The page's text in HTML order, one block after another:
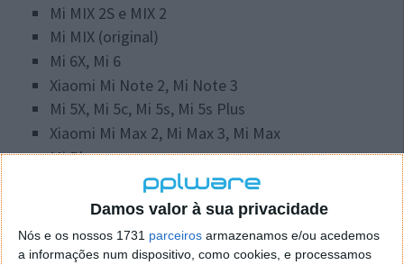
Damos valor à sua privacidade
Nós e os nossos 1731 parceiros armazenamos e/ou acedemos
a informações num dispositivo, como cookies, e processamos
Mi MIX 2S e MIX 2
Mi MIX (original)
Mi 6X, Mi 6
Xiaomi Mi Note 2, Mi Note 3
Mi 5X, Mi 5c, Mi 5s, Mi 5s Plus
Xiaomi Mi Max 2, Mi Max 3, Mi Max
Mi Play
Redmi Note 7 Pro, Redmi Note 7
Redmi S2
Redmi Note 5, Redmi Note 5 Pro
Redmi 6, Redmi 6A, Redmi 6 Pro